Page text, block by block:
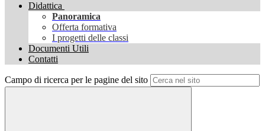
Didattica
Panoramica
Offerta formativa
I progetti delle classi
Documenti Utili
Contatti
Campo di ricerca per le pagine del sito